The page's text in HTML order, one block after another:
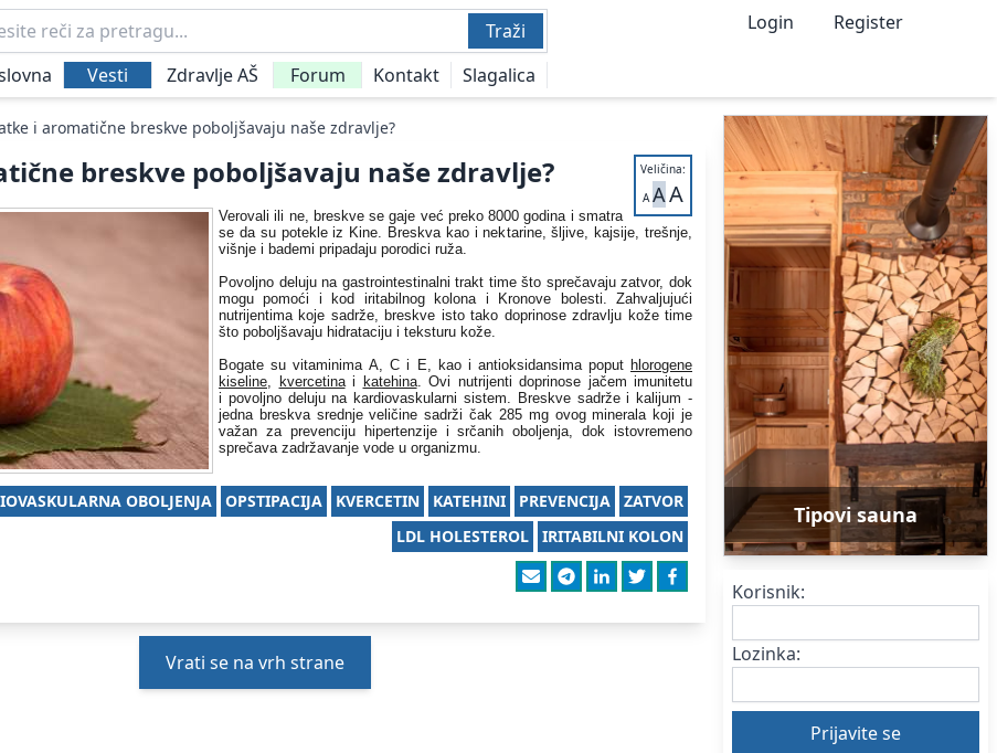
Traži
Vesti Zdravlje AŠ Forum Kontakt Slagalica
Login Register
i aromatične breskve poboljšavaju naše zdravlje?
Veličina:
A AA
breskve poboljšavaju naše zdravlje?
Verovali ili ne, breskve se gaje već preko 8000 godina i smatra
se da su potekle iz Kine. Breskva kao i nektarine, šljive, kajsije, trešnje,
višnje i bademi pripadaju porodici ruža.
Povoljno deluju na gastrointestinalni trakt time što sprečavaju zatvor, dok
mogu pomoći i kod iritabilnog kolona i Kronove bolesti. Zahvaljujući
nutrijentima koje sadrže, breskve isto tako doprinose zdravlju kože time
što poboljšavaju hidrataciju i teksturu kože.
Bogate su vitaminima A, C i E, kao i antioksidansima poput hlorogene
kiseline, kvercetinai katehina. Ovi nutrijenti doprinose jačem imunitetu
i povoljno deluju na kardiovaskularni sistem. Breskve sadrže i kalijum -
jedna breskva srednje veličine sadržičak 285 mg ovog minerala koji je
važan za prevenciju hipertenzije i srčanih oboljenja, dok istovremeno
sprečava zadržavanje vode u organizmu.
ZATVOR
PREVENCIJA
KATEHINI
KVERCETIN
OPSTIPACIJA
OBOLJENJA
IRITABILNI KOLON
LDL HOLESTEROL
Vrati se na vrh strane
Tipovi sauna
Korisnik:
Lozinka: